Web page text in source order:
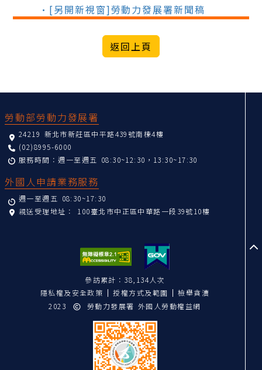
•[另開新視窗]勞動力發展署新聞稿
勞動部勞動力發展署
24219 新北市新莊區中平路439號南棟4樓
(02)8995-6000
服務時間：週一至週五 08:30~12:30，13:30~17:30
外國人申請業務服務
週一至週五 08:30~17:30
親送受理地址： 100臺北市中正區中華路一段39號10樓
參訪累計：38,134人次
隱私權及安全政策
授權方式及範圍
檢舉貪瀆
2023
勞動力發展署 外國人勞動權益網
至